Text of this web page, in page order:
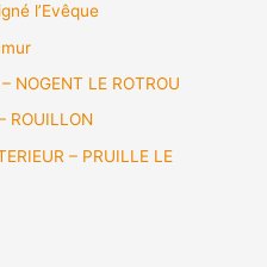
l’Evêque
NOGENT LE ROTROU
ROUILLON
– PRUILLE LE